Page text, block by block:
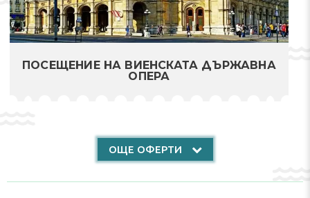
ПОСЕЩЕНИЕ НА ВИЕНСКАТА ДЪРЖАВНА
ОПЕРА
ОЩЕ ОФЕРТИ